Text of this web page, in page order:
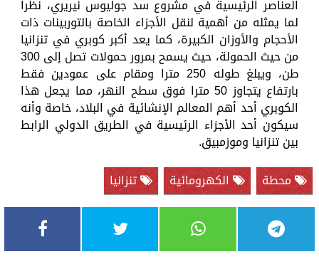
العناصر الرئيسية في مشروع سد جوليوس نيريري، نظرا
لما يمثله من أهمية لنقل الأجزاء الخاصة بالتوربينات ذات
الأحجام والأوزان الكبيرة، كما يعد أكبر كوبري في تنزانيا
من حيث الحمولة، حيث يسمح بمرور حمولات تصل إلى 300
طن، ويبلغ طوله 250 مترا ومقام على عمودين فقط
بارتفاع يتجاوز 50 مترا فوق سطح النهر، مما يجعل هذا
الكوبري أحد أهم المعالم الإنشائية في البلاد، خاصة وأنه
سيكون أحد الأجزاء الرئيسية في الطريق الدولي الرابط
بين تنزانيا وموزمبيق.
محطة
الكهرومائية تنزانيا